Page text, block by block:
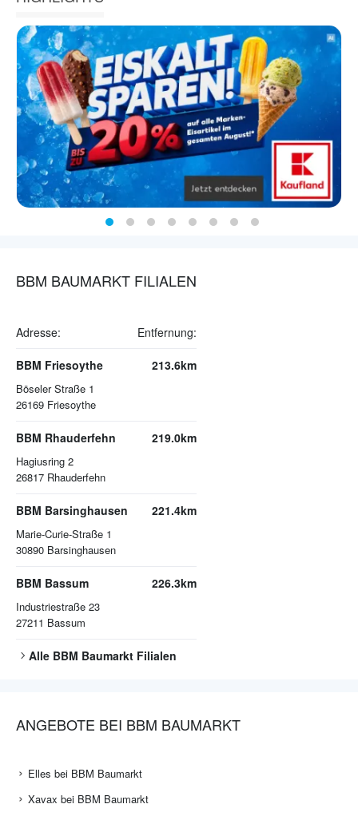
BBM BAUMARKT FILIALEN
Adresse: Entfernung:
BBM Friesoythe
Böseler Straße 1
26169 Friesoythe
213.6km
BBM Rhauderfehn
Hagiusring 2
26817 Rhauderfehn
219.0km
BBM Barsinghausen
Marie-Curie-Straße 1
30890 Barsinghausen
221.4km
BBM Bassum
Industriestraße 23
27211 Bassum
226.3km
Alle BBM Baumarkt Filialen
ANGEBOTE BEI BBM BAUMARKT
Elles bei BBM Baumarkt
Xavax bei BBM Baumarkt